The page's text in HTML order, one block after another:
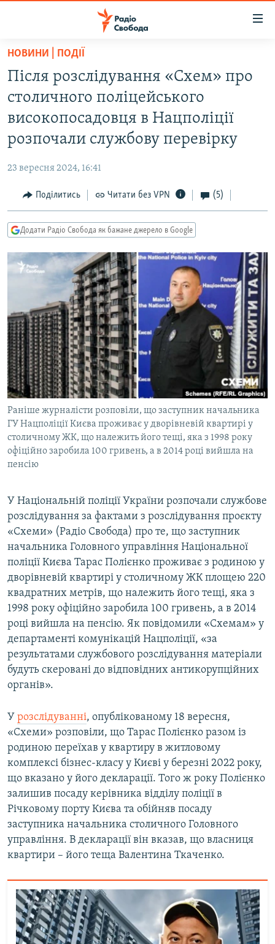
Перейти
основного
матеріалу
до
основної
Перейти
пошуку
ВСЕ ЗА ДОБУ
СУСПІЛЬСТВО
КУЛЬТУРА
СПОРТ
СВІТ
ДОНБАС.РЕАЛІЇ
КРИМ.РЕАЛІЇ
ТИ ЯК?
КИТАЙ.ВИКЛИКИ
МУЛЬТИМЕДІА
ФОТО
СПЕЦПРОЄКТИ
ПОДКАСТИ
КРИМ РЕАЛІЇ
РУС
УКР
КТАТ
Усі сайти RFE/RL
НОВИНИ | ПОДІЇ
Після розслідування «Схем» про
столичного поліцейського
високопосадовця в Нацполіції
розпочали службову перевірку
23 вересня 2024, 16:41
Поділитись Читати без VPN (5)
Додати Радіо Свобода як бажане джерело в Google
Раніше журналісти розповіли, що заступник начальника
ГУ Нацполіції Києва проживає у дворівневій квартирі у
столичному ЖК, що належить його тещі, яка з 1998 року
офіційно заробила 100 гривень, а в 2014 році вийшла на
пенсію
У Національній поліції України розпочали службове
розслідування за фактами з розслідування проєкту
«Схеми» (Радіо Свобода) про те, що заступник
начальника Головного управління Національної
поліції Києва Тарас Полієнко проживає з родиною у
дворівневій квартирі у столичному ЖК площею 220
квадратних метрів, що належить його тещі, яка з
1998 року офіційно заробила 100 гривень, а в 2014
році вийшла на пенсію. Як повідомили «Схемам» у
департаменті комунікацій Нацполіції, «за
результатами службового розслідування матеріали
будуть скеровані до відповідних антикорупційних
органів».
У розслідуванні, опублікованому 18 вересня,
«Схеми» розповіли, що Тарас Полієнко разом із
родиною переїхав у квартиру в житловому
комплексі бізнес-класу у Києві у березні 2022 року,
що вказано у його декларації. Того ж року Полієнко
залишив посаду керівника відділу поліції в
Річковому порту Києва та обійняв посаду
заступника начальника столичного Головного
управління. В декларації він вказав, що власниця
квартири – його теща Валентина Ткаченко.